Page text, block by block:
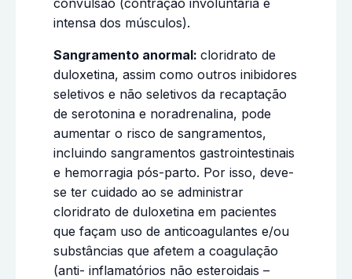
intensa dos músculos).
Sangramento anormal: cloridrato de
duloxetina, assim como outros inibidores
seletivos e não seletivos da recaptação
de serotonina e noradrenalina, pode
aumentar o risco de sangramentos,
incluindo sangramentos gastrointestinais
e hemorragia pós-parto. Por isso, deve-
se ter cuidado ao se administrar
cloridrato de duloxetina em pacientes
que façam uso de anticoagulantes e/ou
substâncias que afetem a coagulação
(anti- inflamatórios não esteroidais –